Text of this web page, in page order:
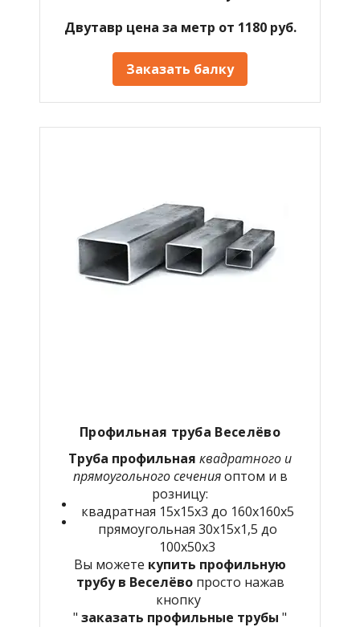
Двутавр цена за метр от 1180 руб.
Заказать балку
Профильная труба Веселёво
Труба профильная квадратного и
прямоугольного сеченияоптом и в
розницу:
квадратная 15х15х3 до 160х160х5
прямоугольная 30х15х1,5 до
100х50х3
Вы можете купить профильную
трубу в Веселёво просто нажав
кнопку
" заказать профильные трубы "